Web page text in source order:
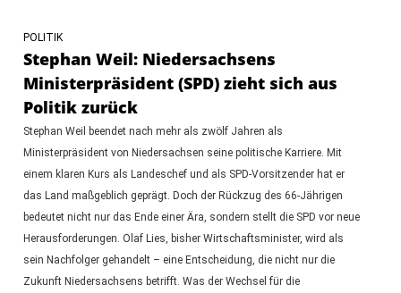
POLITIK
Stephan Weil: Niedersachsens
Ministerpräsident (SPD) zieht sich aus
Politik zurück
Stephan Weil beendet nach mehr als zwölf Jahren als
Ministerpräsident von Niedersachsen seine politische Karriere. Mit
einem klaren Kurs als Landeschef und als SPD-Vorsitzender hat er
das Land maßgeblich geprägt. Doch der Rückzug des 66-Jährigen
bedeutet nicht nur das Ende einer Ära, sondern stellt die SPD vor neue
Herausforderungen. Olaf Lies, bisher Wirtschaftsminister, wird als
sein Nachfolger gehandelt – eine Entscheidung, die nicht nur die
Zukunft Niedersachsens betrifft. Was der Wechsel für die